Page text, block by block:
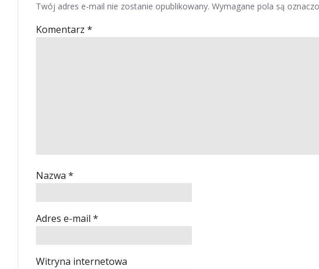
Twój adres e-mail nie zostanie opublikowany. Wymagane pola są
Komentarz *
Nazwa *
Adres e-mail *
Witryna internetowa